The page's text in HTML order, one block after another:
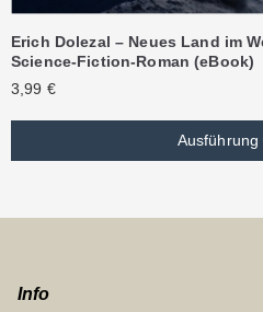
Erich Dolezal – Neues Land im
Science-Fiction-Roman (eBook)
3,99 €
Ausführung
Info